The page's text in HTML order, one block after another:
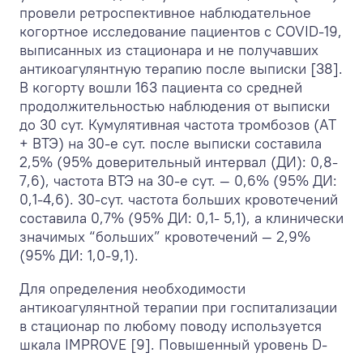
провели ретроспективное наблюдательное
когортное исследование пациентов с COVID-19,
выписанных из стационара и не получавших
антикоагулянтную терапию после выписки [38].
В когорту вошли 163 пациента со средней
продолжительностью наблюдения от выписки
до 30 сут. Кумулятивная частота тромбозов (АТ
+ ВТЭ) на 30-е сут. после выписки составила
2,5% (95% доверительный интервал (ДИ): 0,8-
7,6), частота ВТЭ на 30-е сут. — 0,6% (95% ДИ:
0,1-4,6). 30-сут. частота больших кровотечений
составила 0,7% (95% ДИ: 0,1- 5,1), а клинически
значимых “больших” кровотечений — 2,9%
(95% ДИ: 1,0-9,1).
Для определения необходимости
антикоагулянтной терапии при госпитализации
в стационар по любому поводу используется
шкала IMPROVE [9]. Повышенный уровень D-